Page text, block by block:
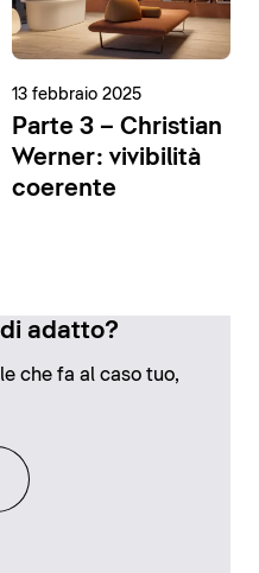
13 febbraio 2025
Parte 3 – Christian
Werner: vivibilità
coerente
adatto?
che fa al caso tuo,